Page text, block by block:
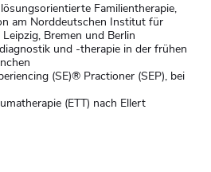
Familientherapie,
am Norddeutschen Institut für
Bremen und Berlin
und -therapie in der frühen
(SE)® Practioner (SEP), bei
(ETT) nach Ellert